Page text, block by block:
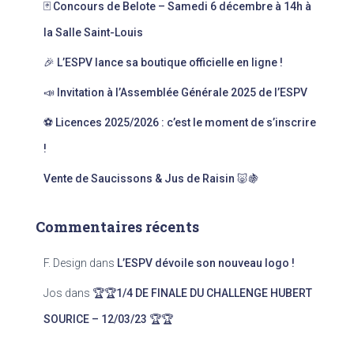
🃏 Concours de Belote – Samedi 6 décembre à 14h à
la Salle Saint-Louis
🎉 L’ESPV lance sa boutique officielle en ligne !
📣 Invitation à l’Assemblée Générale 2025 de l’ESPV
⚽ Licences 2025/2026 : c’est le moment de s’inscrire
!
Vente de Saucissons & Jus de Raisin 🐷🍇
Commentaires récents
F. Design dans L’ESPV dévoile son nouveau logo !
Jos dans 🏆🏆1/4 DE FINALE DU CHALLENGE HUBERT
SOURICE – 12/03/23 🏆🏆